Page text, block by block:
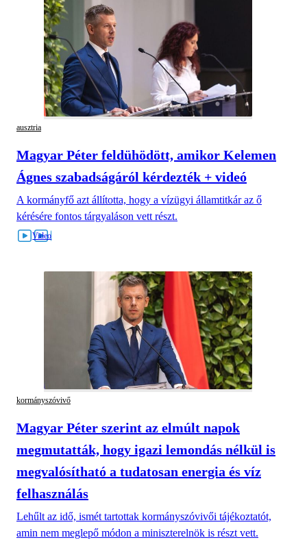
ausztria
Magyar Péter feldühödött, amikor Kelemen
Ágnes szabadságáról kérdezték + videó
A kormányfő azt állította, hogy a vízügyi államtitkár az ő
kérésére fontos tárgyaláson vett részt.
kormányszóvivő
Magyar Péter szerint az elmúlt napok
megmutatták, hogy igazi lemondás nélkül is
megvalósítható a tudatosan energia és víz
felhasználás
Lehűlt az idő, ismét tartottak kormányszóvivői tájékoztatót,
amin nem meglepő módon a miniszterelnök is részt vett.